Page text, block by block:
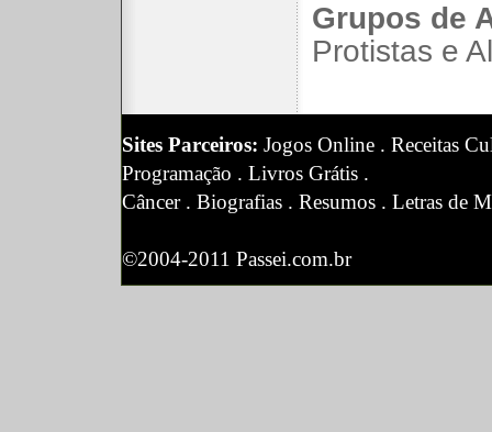
Grupos de
Protistas e
Sites Parceiros: Jogos Online . Receitas
Programação . Livros Grátis .
Câncer. Biografias . Resumos . Letras de
©2004-2011 Passei.com.br